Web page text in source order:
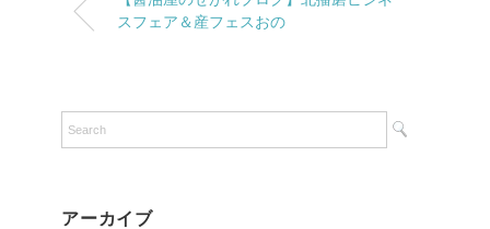
スフェア＆産フェスおの
アーカイブ